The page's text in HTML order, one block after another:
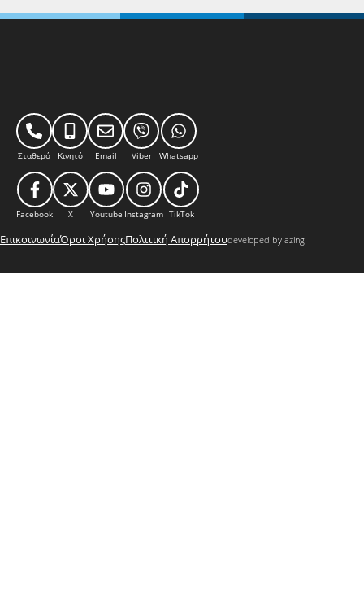
Σταθερό Κινητό Email Viber Whatsapp
Facebook X Youtube Instagram TikTok
ΕπικοινωνίαΌροι ΧρήσηςΠολιτική Απορρήτουdeveloped by azing